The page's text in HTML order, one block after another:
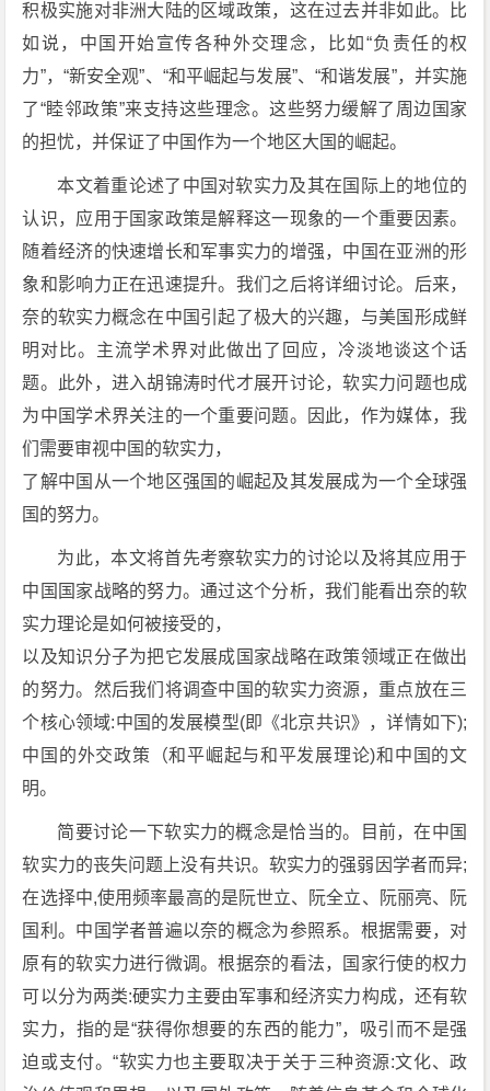
积极实施对非洲大陆的区域政策，这在过去并非如此。比
如说，中国开始宣传各种外交理念，比如“负责任的权
力”，“新安全观”、“和平崛起与发展”、“和谐发展”，并实施
了“睦邻政策”来支持这些理念。这些努力缓解了周边国家
的担忧，并保证了中国作为一个地区大国的崛起。
本文着重论述了中国对软实力及其在国际上的地位的
认识，应用于国家政策是解释这一现象的一个重要因素。
随着经济的快速增长和军事实力的增强，中国在亚洲的形
象和影响力正在迅速提升。我们之后将详细讨论。后来，
奈的软实力概念在中国引起了极大的兴趣，与美国形成鲜
明对比。主流学术界对此做出了回应，冷淡地谈这个话
题。此外，进入胡锦涛时代才展开讨论，软实力问题也成
为中国学术界关注的一个重要问题。因此，作为媒体，我
们需要审视中国的软实力，
了解中国从一个地区强国的崛起及其发展成为一个全球强
国的努力。
为此，本文将首先考察软实力的讨论以及将其应用于
中国国家战略的努力。通过这个分析，我们能看出奈的软
实力理论是如何被接受的，
以及知识分子为把它发展成国家战略在政策领域正在做出
的努力。然后我们将调查中国的软实力资源，重点放在三
个核心领域:中国的发展模型(即《北京共识》，详情如下);
中国的外交政策（和平崛起与和平发展理论)和中国的文
明。
简要讨论一下软实力的概念是恰当的。目前，在中国
软实力的丧失问题上没有共识。软实力的强弱因学者而异;
在选择中,使用频率最高的是阮世立、阮全立、阮丽亮、阮
国利。中国学者普遍以奈的概念为参照系。根据需要，对
原有的软实力进行微调。根据奈的看法，国家行使的权力
可以分为两类:硬实力主要由军事和经济实力构成，还有软
实力，指的是“获得你想要的东西的能力”，吸引而不是强
迫或支付。“软实力也主要取决于关于三种资源:文化、政